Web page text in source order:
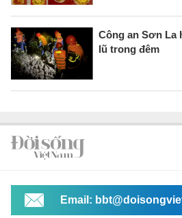
Công an Sơn
lũ trong đêm
Email: